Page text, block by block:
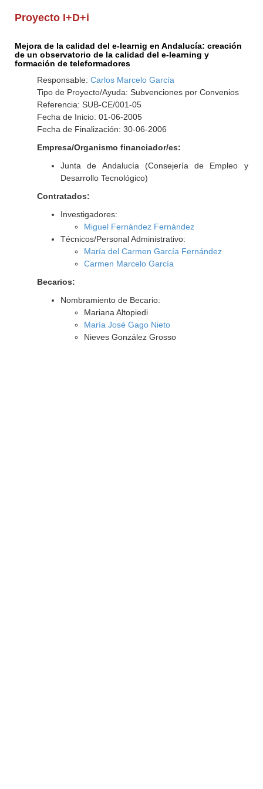
Proyecto I+D+i
Mejora de la calidad del e-learnig en Andalucía: creación
de un observatorio de la calidad del e-learning y
formación de teleformadores
Responsable: Carlos Marcelo García
Tipo de Proyecto/Ayuda: Subvenciones por Convenios
Referencia: SUB-CE/001-05
Fecha de Inicio: 01-06-2005
Fecha de Finalización: 30-06-2006
Empresa/Organismo financiador/es:
Junta de Andalucía (Consejería de Empleo y
Desarrollo Tecnológico)
Contratados:
Investigadores:
Miguel Fernández Fernández
Técnicos/Personal Administrativo:
María del Carmen García Fernández
Carmen Marcelo García
Becarios:
Nombramiento de Becario:
Mariana Altopiedi
María José Gago Nieto
Nieves González Grosso